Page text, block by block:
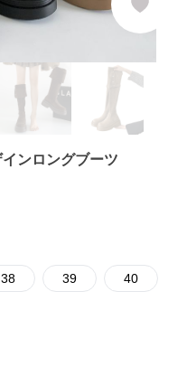
ンロングブーツ
38 39 40